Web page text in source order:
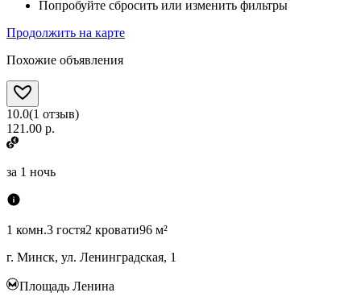
Попробуйте сбросить или изменить фильтры
Продолжить на карте
Похожие объявления
10.0(1 отзыв)
121.00 р.
за 1 ночь
1 комн.3 гостя2 кровати96 м²
г. Минск, ул. Ленинградская, 1
Площадь Ленина